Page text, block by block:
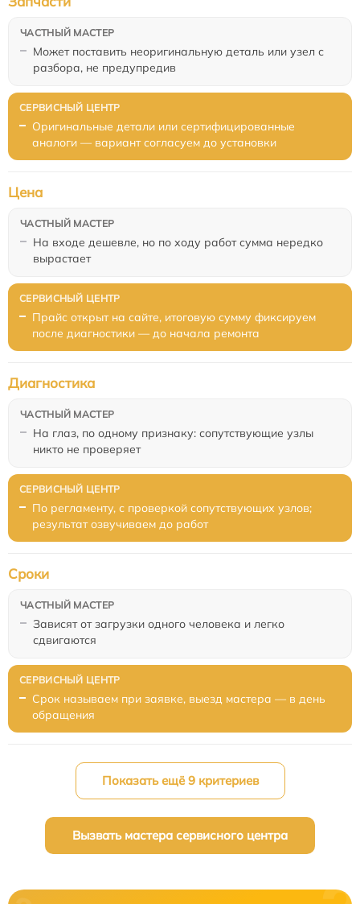
Может поставить неоригинальную деталь или узел с
разбора, не предупредив
Оригинальные детали или сертифицированные
аналоги — вариант согласуем до установки
На входе дешевле, но по ходу работ сумма нередко
вырастает
Цена
Прайс открыт на сайте, итоговую сумму фиксируем
после диагностики — до начала ремонта
На глаз, по одному признаку: сопутствующие узлы
никто не проверяет
Диагностика
По регламенту, с проверкой сопутствующих узлов;
результат озвучиваем до работ
Зависят от загрузки одного человека и легко
сдвигаются
Сроки
Срок называем при заявке, выезд мастера — в день
обращения
Показать ещё 9 критериев
Вызвать мастера сервисного центра